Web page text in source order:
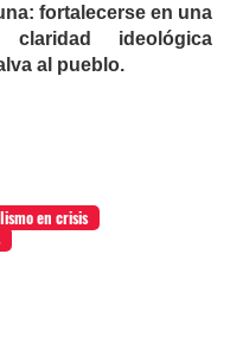
fortalecerse en una
ideológica
al pueblo.
en crisis